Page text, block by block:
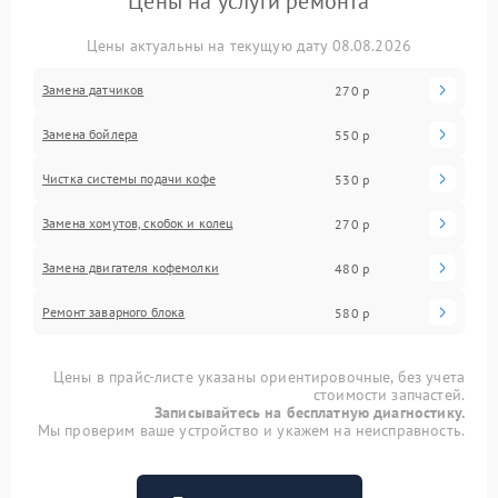
Цены актуальны на текущую дату 08.08.2026
Замена датчиков 270 р
Замена бойлера 550 р
Чистка системы подачи кофе 530 р
Замена хомутов, скобок и колец 270 р
Замена двигателя кофемолки 480 р
Ремонт заварного блока 580 р
Цены в прайс-листе указаны ориентировочные, без учета
стоимости запчастей.
Записывайтесь на бесплатную диагностику.
Мы проверим ваше устройство и укажем на неисправность.